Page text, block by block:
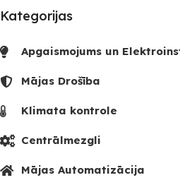
Kategorijas
Apgaismojums un
Mājas Drošība
Klimata kontrole
Centrālmezgli
Mājas Automatizācija